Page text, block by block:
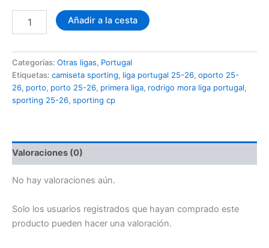
Sporting
2025-
2026
cantidad
Añadir a la cesta
Categorías: Otras ligas, Portugal
Etiquetas: camiseta sporting, liga portugal 25-26, oporto 25-
26, porto, porto 25-26, primera liga, rodrigo mora liga portugal,
sporting 25-26, sporting cp
Valoraciones (0)
No hay valoraciones aún.
Solo los usuarios registrados que hayan comprado este
producto pueden hacer una valoración.